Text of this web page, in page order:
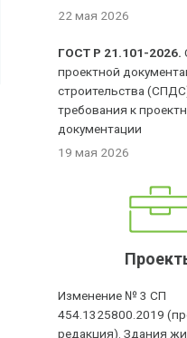
22 мая 2026
ГОСТ Р 21.101-2026.
проектной
строительства
требования к
документации
19 мая 2026
Изменение № 3 СП
454.1325800.2019
редакция). Здания